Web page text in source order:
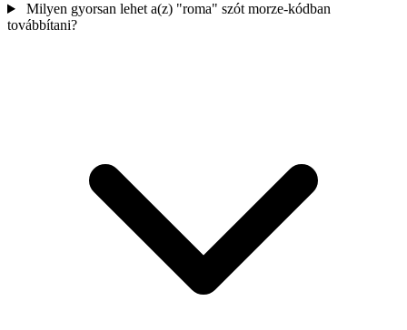
Milyen gyorsan lehet a(z) "roma" szót morze-kódban
továbbítani?